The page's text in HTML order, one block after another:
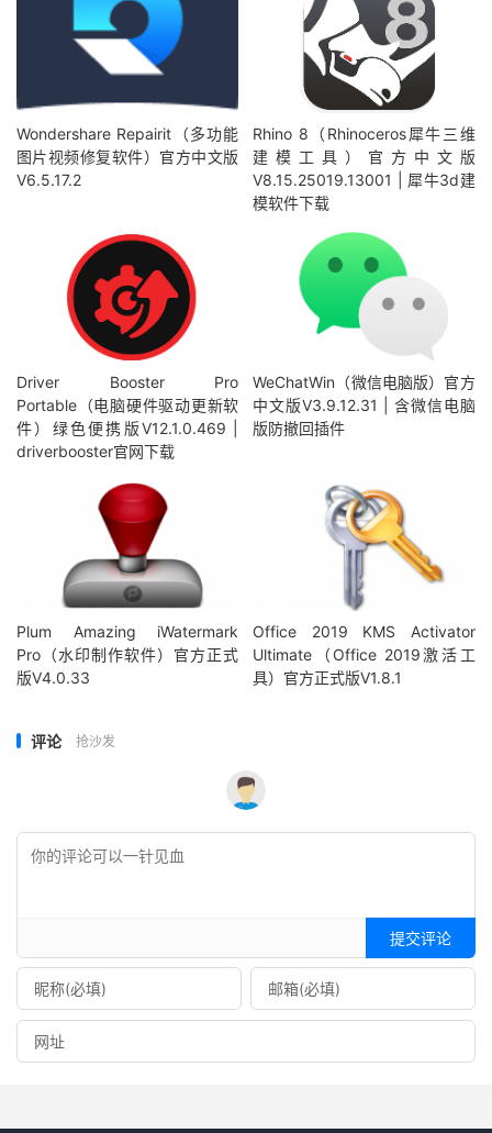
Wondershare Repairit（多功能
图片视频修复软件）官方中文版
V6.5.17.2
Rhino 8（Rhinoceros犀牛三维
建模工具）官方中文版
V8.15.25019.13001 | 犀牛3d建
模软件下载
Driver Booster Pro
Portable（电脑硬件驱动更新软
件）绿色便携版V12.1.0.469 |
driverbooster官网下载
WeChatWin（微信电脑版）官方
中文版V3.9.12.31 | 含微信电脑
版防撤回插件
Plum Amazing iWatermark
Pro（水印制作软件）官方正式
版V4.0.33
Office 2019 KMS Activator
Ultimate（Office 2019激活工
具）官方正式版V1.8.1
评论 抢沙发
提交评论